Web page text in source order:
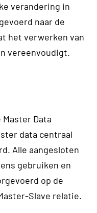
verandering in
naar de
het verwerken van
vereenvoudigt.
Data
data centraal
Alle aangesloten
gebruiken en
op de
Slave relatie.